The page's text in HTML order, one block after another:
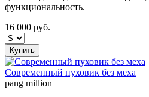
функциональность.
16 000 руб.
Купить
Современный пуховик без меха
pang million